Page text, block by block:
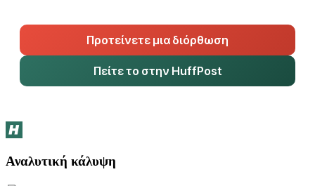
Προτείνετε μια διόρθωση
Πείτε το στην HuffPost
Αναλυτική κάλυψη